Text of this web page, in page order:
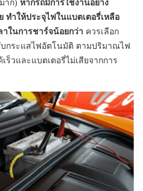
าก) หากรถมีการใช้งานอย่าง
ทำให้ประจุไฟในแบตเตอรี่เหลือ
าในการชาร์จน้อยกว่า ควรเลือก
บกระแสไฟอัตโนมัติ ตามปริมาณไฟ
ร็วและแบตเตอรี่ไม่เสียจากการ